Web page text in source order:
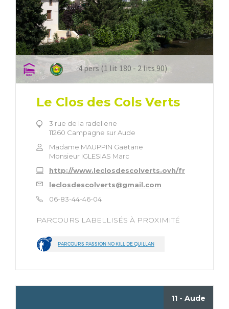
4 pers (1 lit 180 - 2 lits 90)
Le Clos des Cols Verts
3 rue de la radellerie
11260 Campagne sur Aude
Madame MAUPPIN Gaëtane
Monsieur IGLESIAS Marc
http://www.leclosdescolverts.ovh/fr
leclosdescolverts@gmail.com
06-83-44-46-04
PARCOURS LABELLISÉS À PROXIMITÉ
PARCOURS PASSION NO KILL DE QUILLAN
11 - Aude